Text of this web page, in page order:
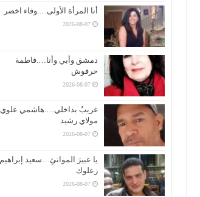
أنا المرأة الأولى….وفاء اخضر
2026-08-07
دمشق وأبي وأنا….فاطمة
حرفوش
2026-08-07
غريبٌ بداخلي….هاشمي علوي
مولاي رشيد
2026-08-07
يا عبيرَ الموانئِ…سعيد إبراهيم
زعلوك
2026-08-07